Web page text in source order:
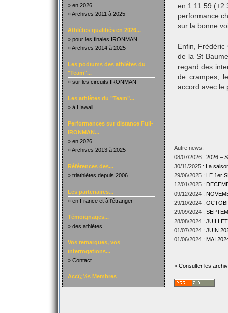
» en 2026
»Archives 2011 à 2025
Athlètes qualifiés en 2026...
» pour les finales IRONMAN
»Archives 2014 à 2025
Les podiums des athlètes du
"Team"...
» sur les circuits IRONMAN
Les athlètes du "Team"...
» à Hawaii
Performances sur distance Full-
IRONMAN...
» en 2026
»Archives 2013 à 2025
Références des...
» triathlètes depuis 2006
Les partenaires...
» en France et à l'étranger
Témoignages...
» des athlètes
Vos remarques, vos
interrogations...
» Contact
Accï¿½s Membres
en 1:11:59
performance
sur la bonne
Enfin,
de la St
regard des
de crampes,
accord avec le
Autre news:
08/07/2026 : 2026 –
30/11/2025 : La
29/06/2025 : LE 1er
12/01/2025 :
09/12/2024 :
29/10/2024 :
29/09/2024 :
28/08/2024 :
01/07/2024 : JUIN
01/06/2024 : MAI
» Consulter les